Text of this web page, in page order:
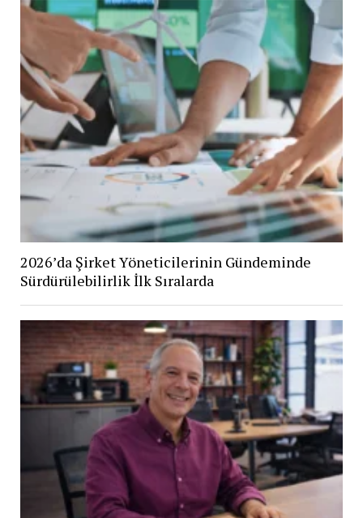
2026’da Şirket Yöneticilerinin Gündeminde
Sürdürülebilirlik İlk Sıralarda